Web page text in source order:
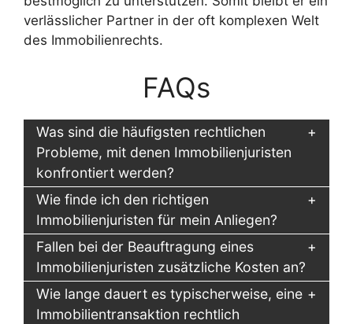
verlässlicher Partner in der oft komplexen Welt
des Immobilienrechts.
FAQs
Was sind die häufigsten rechtlichen
Probleme, mit denen Immobilienjuristen
konfrontiert werden?
Wie finde ich den richtigen
Immobilienjuristen für mein Anliegen?
Fallen bei der Beauftragung eines
Immobilienjuristen zusätzliche Kosten an?
Wie lange dauert es typischerweise, eine
Immobilientransaktion rechtlich